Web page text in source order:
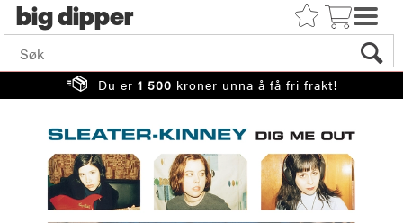
big
Du er 1 500 kroner unna å få fri frakt!